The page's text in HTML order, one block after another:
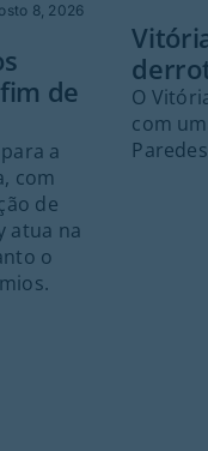
8, 2026
de
a
com
de
atua na
o
O
com